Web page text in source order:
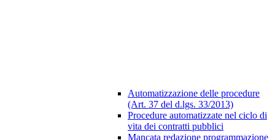
Automatizzazione delle procedure
(Art. 37 del d.lgs. 33/2013)
Procedure automatizzate nel ciclo di
vita dei contratti pubblici
Mancata redazione programmazione